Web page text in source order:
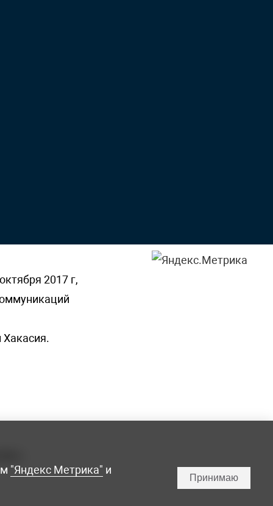
2017 г,
Хакасия.
"Яндекс Метрика" и
Принимаю